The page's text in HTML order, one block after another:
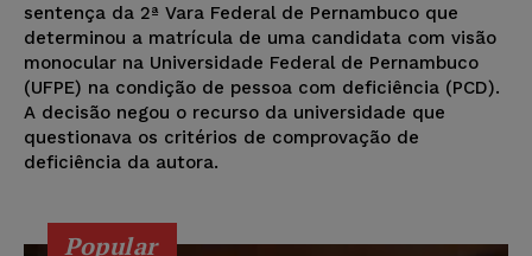
sentença da 2ª Vara Federal de Pernambuco que
determinou a matrícula de uma candidata com visão
monocular na Universidade Federal de Pernambuco
(UFPE) na condição de pessoa com deficiência (PCD).
A decisão negou o recurso da universidade que
questionava os critérios de comprovação de
deficiência da autora.
Popular